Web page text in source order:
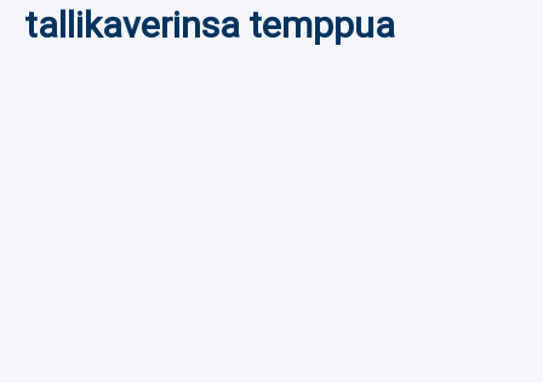
Talviurheilu
tallikaverinsa temppua